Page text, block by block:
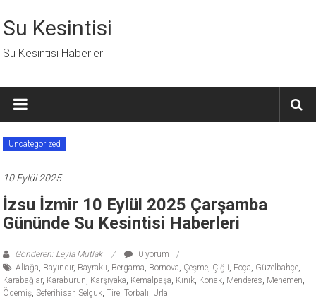
geç
Su Kesintisi
Su Kesintisi Haberleri
Uncategorized
10 Eylül 2025
İzsu İzmir 10 Eylül 2025 Çarşamba
Gününde Su Kesintisi Haberleri
Gönderen: Leyla Mutlak
0 yorum
Aliağa, Bayındır, Bayraklı, Bergama, Bornova, Çeşme, Çiğli, Foça, Güzelbahçe,
Karabağlar, Karaburun, Karşıyaka, Kemalpaşa, Kınık, Konak, Menderes, Menemen,
Ödemiş,Seferihisar,Selçuk,Tire,Torbalı, Urla